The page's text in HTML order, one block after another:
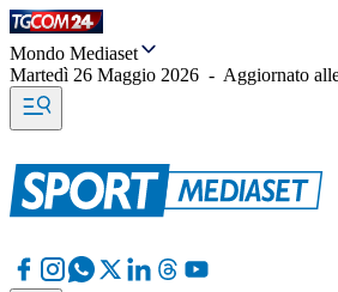
Mondo Mediaset
Martedì 26 Maggio 2026 - Aggiornato